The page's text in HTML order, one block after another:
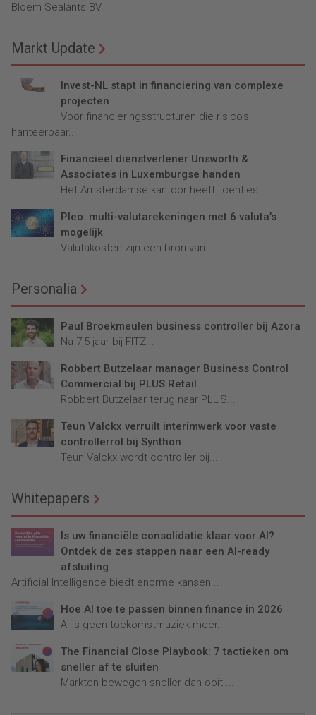
Bloem Sealants BV
Markt Update
Invest-NL stapt in financiering van complexe
projecten
Voor financieringsstructuren die risico’s
hanteerbaar...
Financieel dienstverlener Unsworth &
Associates in Luxemburgse handen
Het Amsterdamse kantoor heeft licenties...
Pleo: multi-valutarekeningen met 6 valuta’s
mogelijk
Valutakosten zijn een bron van...
Personalia
Paul Broekmeulen business controller bij Azora
Na 7,5 jaar bij FITZ...
Robbert Butzelaar manager Business Control
Commercial bij PLUS Retail
Robbert Butzelaar terug naar PLUS...
Teun Valckx verruilt interimwerk voor vaste
controllerrol bij Synthon
Teun Valckx wordt controller bij...
Whitepapers
Is uw financiële consolidatie klaar voor AI?
Ontdek de zes stappen naar een AI-ready
afsluiting
Artificial Intelligence biedt enorme kansen...
Hoe AI toe te passen binnen finance in 2026
AI is geen toekomstmuziek meer...
The Financial Close Playbook: 7 tactieken om
sneller af te sluiten
Markten bewegen sneller dan ooit....